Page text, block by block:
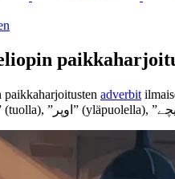
adverbit